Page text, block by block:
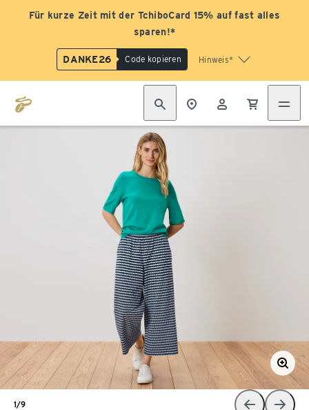
Für kurze Zeit mit der TchiboCard 15% auf fast alles
sparen!*
DANKE26 Code kopieren Hinweis*
1/9